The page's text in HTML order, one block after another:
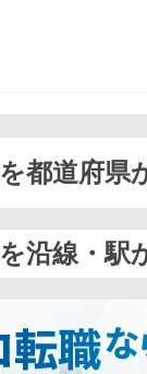
都道府県
沿線・駅